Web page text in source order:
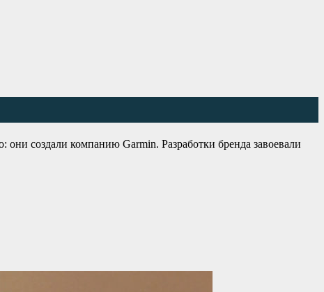
создали компанию Garmin. Разработки бренда завоевали